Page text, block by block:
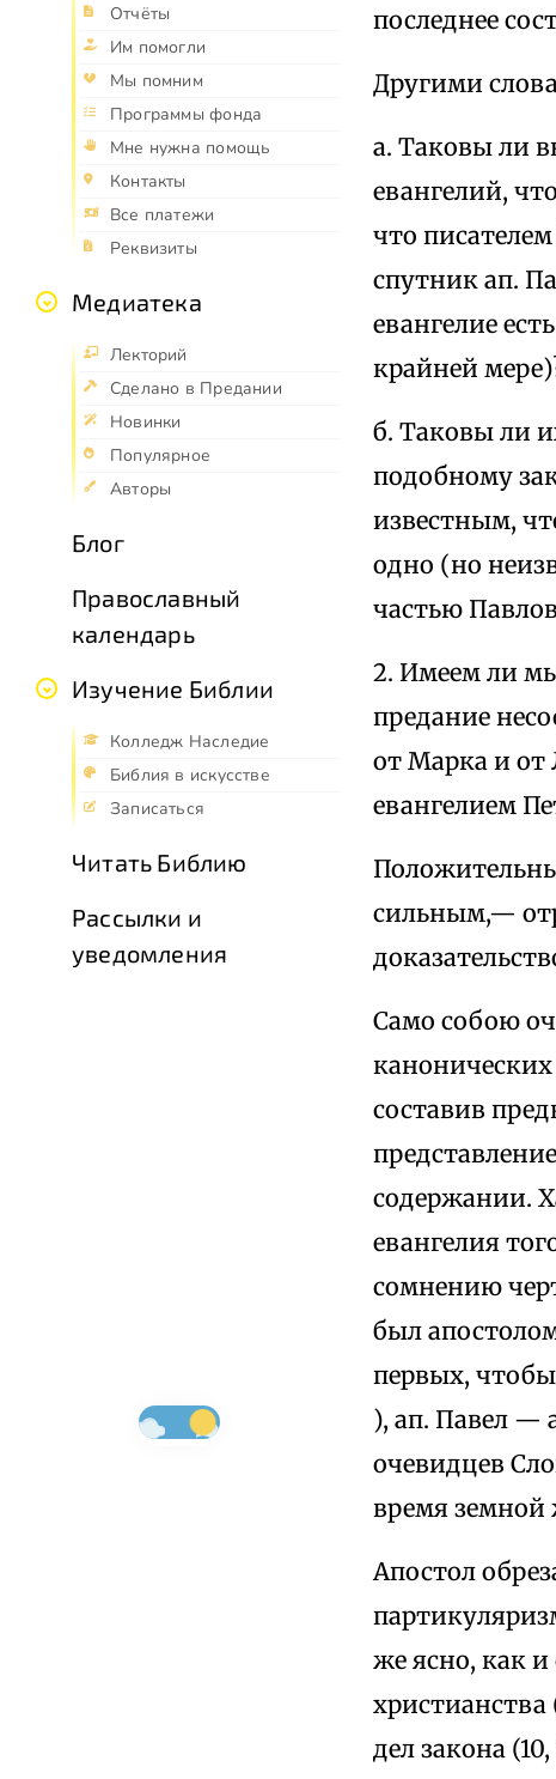
Отчёты
Им помогли
Мы помним
Программы фонда
Мне нужна помощь
Контакты
Все платежи
Реквизиты
Медиатека
Лекторий
Сделано в Предании
Новинки
Популярное
Авторы
Блог
Православный
календарь
Изучение Библии
Колледж Наследие
Библия в искусстве
Записаться
Читать Библию
Рассылки и
уведомления
последнее
Другими
а. Таковы ли
евангелий,
что
спутник ап.
евангелие
крайней
б. Таковы ли
подобному
известным,
одно (но
частью
2. Имеем ли
предание
от Марка и от
евангелием
сильным,—
Само собою
составив
содержании.
евангелия
сомнению
был
первых,
), ап. Павел —
очевидцев
время земной
Апостол
же ясно, как
христианства
дел закона